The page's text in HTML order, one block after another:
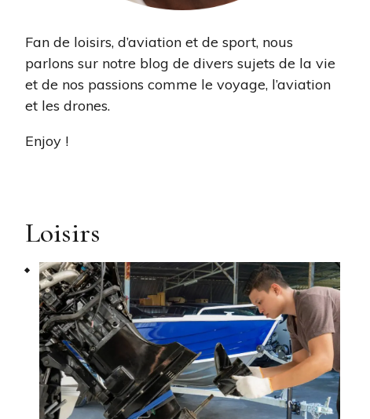
Fan de loisirs, d’aviation et de sport, nous
parlons sur notre blog de divers sujets de la vie
et de nos passions comme le voyage, l’aviation
et les drones.
Enjoy !
Loisirs